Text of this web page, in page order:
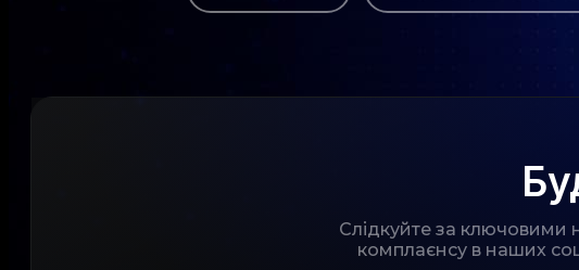
Слідкуйте за ключовими
комплаєнсу в наших